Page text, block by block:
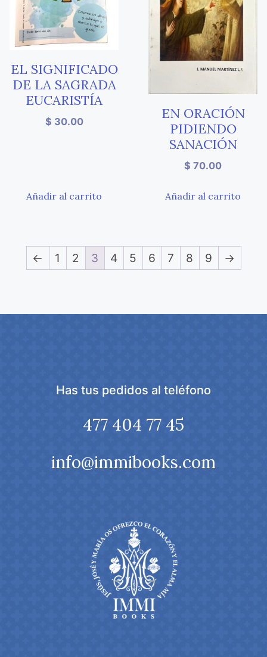
EL SIGNIFICADO
DE LA SAGRADA
EUCARISTÍA
$ 30.00
Añadir al carrito
EN ORACIÓN
PIDIENDO
SANACIÓN
$ 70.00
Añadir al carrito
← 1 2 3 4 5 6 7 8 9 →
Has tus pedidos al teléfono
477 404 77 45
info@immibooks.com